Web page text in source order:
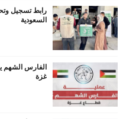
رابط تسجيل
السعودية
الفارس
غزة